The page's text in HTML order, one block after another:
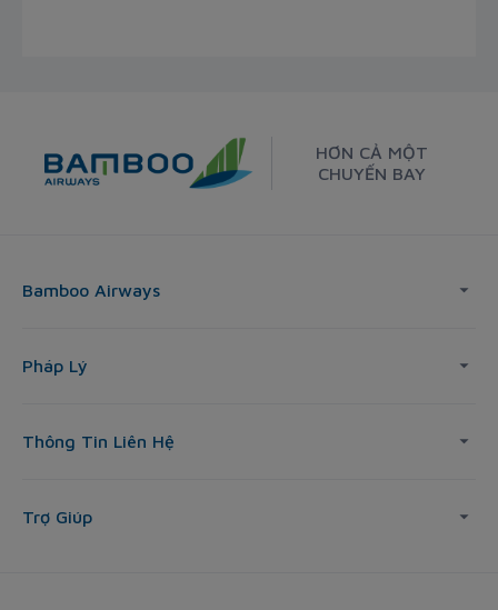
HƠN CẢ MỘT
CHUYẾN BAY
Bamboo Airways
Pháp Lý
Thông Tin Liên Hệ
Trợ Giúp